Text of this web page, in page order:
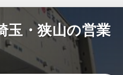
玉・狭山の営業